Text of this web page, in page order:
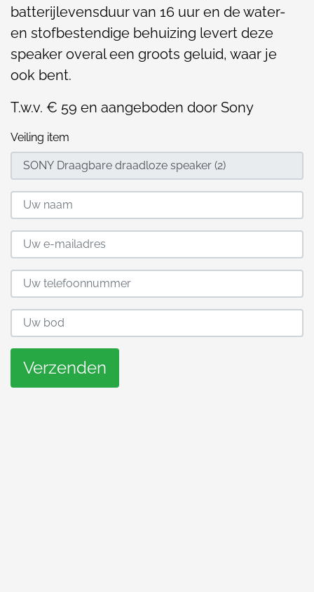
batterijlevensduur van 16 uur en de water-
en stofbestendige behuizing levert deze
speaker overal een groots geluid, waar je
ook bent.
T.w.v. € 59 en aangeboden door Sony
Veiling item
Verzenden